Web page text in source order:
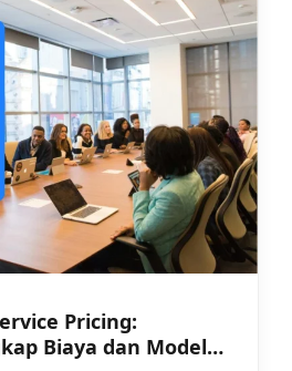
Pricing:
Biaya dan Model